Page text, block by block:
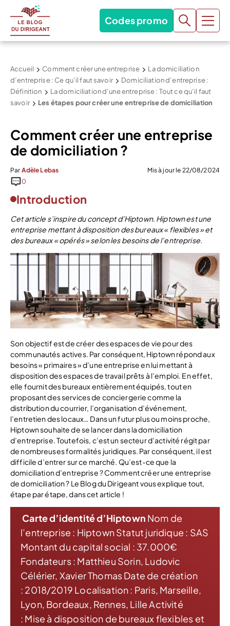
Codes promo
Accueil Comment créer une entreprise
La domiciliation
d’entreprise : Ce qu’il faut savoir
Domiciliation d’entreprise :
Définition
La domiciliation d’une entreprise : Tout ce qu’il faut
savoir
Les étapes pour créer une entreprise de domiciliation
Comment créer une entreprise
de domiciliation ?
Par Adèle Lebas
Mis à jour le 22/08/2024
0
Introduction
Cet article s’inspire du concept d’Hiptown. Hiptown est une
entreprise mettant à disposition des bureaux « flexibles » et
des bureaux « opérés » selon les besoins de l’entreprise.
Son objectif est de créer des espaces de vie pour des
communautés actives. Par conséquent, Hiptown répond aux
besoins « primaires » d’une entreprise en lui mettant à
disposition des espaces de travail prêts à l’emploi. En effet,
elle fournit des bureaux entièrement équipés, tout en
proposant des services de conciergerie comme la
distribution du courrier, l’organisation d’événement,
l’entretien des locaux… Dans un futur plus ou moins proche,
Hiptown souhaite de se lancer dans la domiciliation
d’entreprise. Toutefois, c’est un secteur d’activité régit par
de nombreuses formalités juridiques. Par conséquent, il est
difficile d’entrer sur ce marché. Qu’est-ce que la
domiciliation d’entreprise ? Comment créer une entreprise
de domiciliation ? Le Blog du Dirigeant vous explique tout,
étape par étape, dans cet article !
Carte d’identité d’Hiptown Nom de
l’entreprise : Hiptown Statut juridique : SAS
Montant du capital social : 37.000€
Fondateurs : Matthieu Sorin, Ludovic
Célérier, Xavier Thomas Date de création
: 2018/2019 Localisation : Paris, Marseille,
Lyon, Bordeaux, Rennes, Lille Activité
: Mise à disposition de bureaux flexibles et